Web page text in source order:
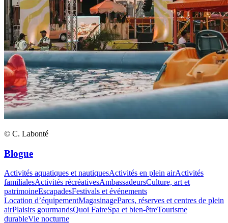
© C. Labonté
Blogue
Activités aquatiques et nautiquesActivités en plein airActivités
familialesActivités récréativesAmbassadeursCulture, art et
patrimoineEscapadesFestivals et événements
Location d’équipementMagasinageParcs, réserves et centres de plein
airPlaisirs gourmandsQuoi FaireSpa et bien-êtreTourisme
durableVie nocturne